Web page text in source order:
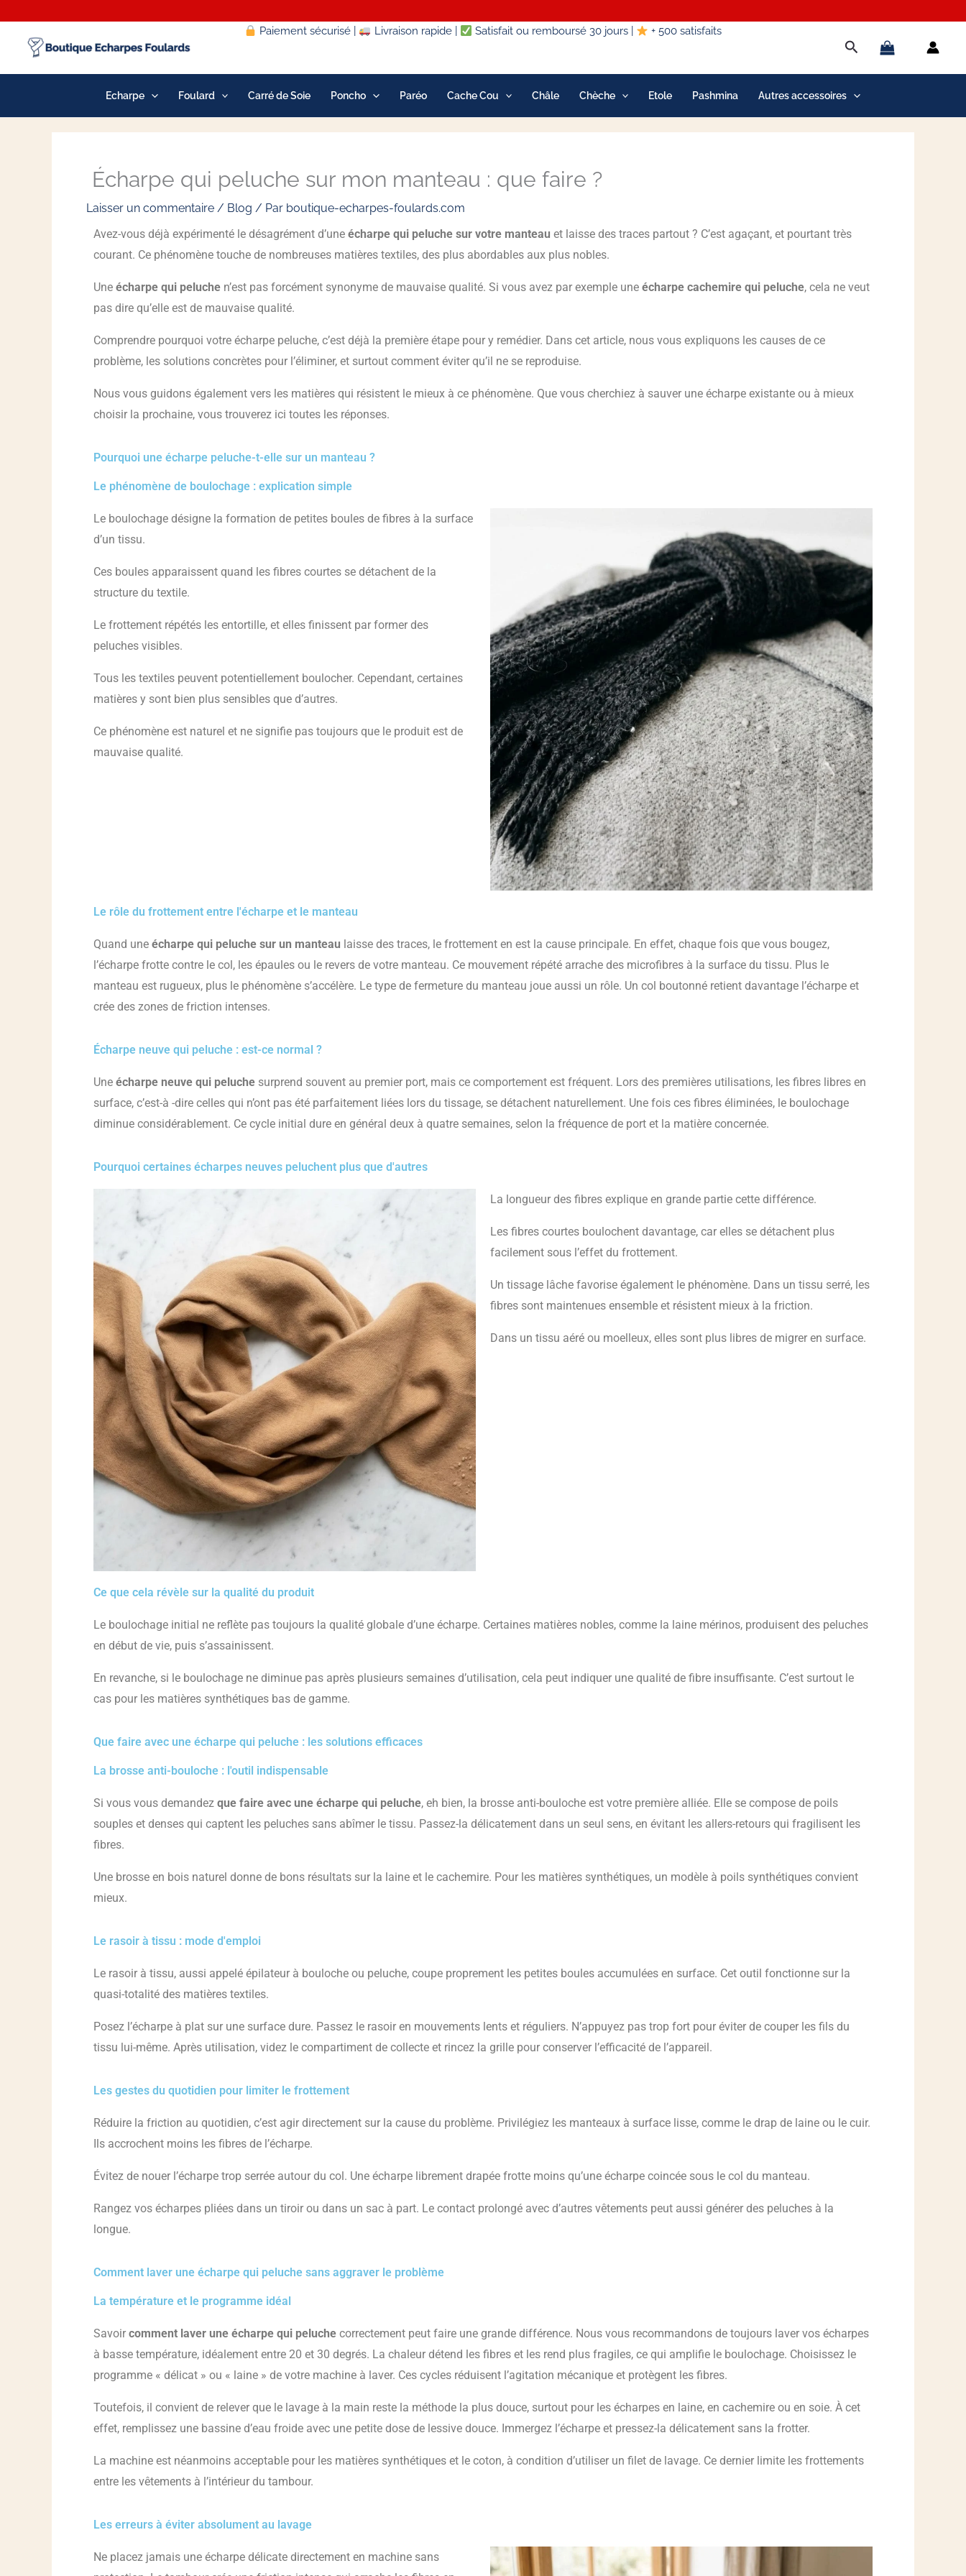
contenu
Paiement sécurisé | Livraison rapide | Satisfait ou remboursé 30 jours | + 500 satisfaits
Rechercher
Echarpe Foulard Carré de Soie Poncho Paréo Cache Cou Châle Chèche Etole Pashmina Autres accessoires
Écharpe qui peluche sur mon manteau : que faire ?
Laisser un commentaire / Blog / Par boutique-echarpes-foulards.com
Avez-vous déjà expérimenté le désagrément d’une écharpe qui peluche sur votre manteau et laisse des traces partout ? C’est agaçant, et pourtant très
courant. Ce phénomène touche de nombreuses matières textiles, des plus abordables aux plus nobles.
Une écharpe qui peluche n’est pas forcément synonyme de mauvaise qualité. Si vous avez par exemple une écharpe cachemire qui peluche, cela ne veut
pas dire qu’elle est de mauvaise qualité.
Comprendre pourquoi votre écharpe peluche, c’est déjà la première étape pour y remédier. Dans cet article, nous vous expliquons les causes de ce
problème, les solutions concrètes pour l’éliminer, et surtout comment éviter qu’il ne se reproduise.
Nous vous guidons également vers les matières qui résistent le mieux à ce phénomène. Que vous cherchiez à sauver une écharpe existante ou à mieux
choisir la prochaine, vous trouverez ici toutes les réponses.
Pourquoi une écharpe peluche-t-elle sur un manteau ?
Le phénomène de boulochage : explication simple
Le boulochage désigne la formation de petites boules de fibres à la surface
d’un tissu.
Ces boules apparaissent quand les fibres courtes se détachent de la
structure du textile.
Le frottement répétés les entortille, et elles finissent par former des
peluches visibles.
Tous les textiles peuvent potentiellement boulocher. Cependant, certaines
matières y sont bien plus sensibles que d’autres.
Ce phénomène est naturel et ne signifie pas toujours que le produit est de
mauvaise qualité.
Le rôle du frottement entre l'écharpe et le manteau
Quand une écharpe qui peluche sur un manteau laisse des traces, le frottement en est la cause principale. En effet, chaque fois que vous bougez,
l’écharpe frotte contre le col, les épaules ou le revers de votre manteau. Ce mouvement répété arrache des microfibres à la surface du tissu. Plus le
manteau est rugueux, plus le phénomène s’accélère. Le type de fermeture du manteau joue aussi un rôle. Un col boutonné retient davantage l’écharpe et
crée des zones de friction intenses.
Écharpe neuve qui peluche : est-ce normal ?
Une écharpe neuve qui peluche surprend souvent au premier port, mais ce comportement est fréquent. Lors des premières utilisations, les fibres libres en
surface, c’est-à -dire celles qui n’ont pas été parfaitement liées lors du tissage, se détachent naturellement. Une fois ces fibres éliminées, le boulochage
diminue considérablement. Ce cycle initial dure en général deux à quatre semaines, selon la fréquence de port et la matière concernée.
Pourquoi certaines écharpes neuves peluchent plus que d'autres
La longueur des fibres explique en grande partie cette différence.
Les fibres courtes boulochent davantage, car elles se détachent plus
facilement sous l’effet du frottement.
Un tissage lâche favorise également le phénomène. Dans un tissu serré, les
fibres sont maintenues ensemble et résistent mieux à la friction.
Dans un tissu aéré ou moelleux, elles sont plus libres de migrer en surface.
Ce que cela révèle sur la qualité du produit
Le boulochage initial ne reflète pas toujours la qualité globale d’une écharpe. Certaines matières nobles, comme la laine mérinos, produisent des peluches
en début de vie, puis s’assainissent.
En revanche, si le boulochage ne diminue pas après plusieurs semaines d’utilisation, cela peut indiquer une qualité de fibre insuffisante. C’est surtout le
cas pour les matières synthétiques bas de gamme.
Que faire avec une écharpe qui peluche : les solutions efficaces
La brosse anti-bouloche : l'outil indispensable
Si vous vous demandez que faire avec une écharpe qui peluche, eh bien, la brosse anti-bouloche est votre première alliée. Elle se compose de poils
souples et denses qui captent les peluches sans abîmer le tissu. Passez-la délicatement dans un seul sens, en évitant les allers-retours qui fragilisent les
fibres.
Une brosse en bois naturel donne de bons résultats sur la laine et le cachemire. Pour les matières synthétiques, un modèle à poils synthétiques convient
mieux.
Le rasoir à tissu : mode d'emploi
Le rasoir à tissu, aussi appelé épilateur à bouloche ou peluche, coupe proprement les petites boules accumulées en surface. Cet outil fonctionne sur la
quasi-totalité des matières textiles.
Posez l’écharpe à plat sur une surface dure. Passez le rasoir en mouvements lents et réguliers. N’appuyez pas trop fort pour éviter de couper les fils du
tissu lui-même. Après utilisation, videz le compartiment de collecte et rincez la grille pour conserver l’efficacité de l’appareil.
Les gestes du quotidien pour limiter le frottement
Réduire la friction au quotidien, c’est agir directement sur la cause du problème. Privilégiez les manteaux à surface lisse, comme le drap de laine ou le cuir.
Ils accrochent moins les fibres de l’écharpe.
Évitez de nouer l’écharpe trop serrée autour du col. Une écharpe librement drapée frotte moins qu’une écharpe coincée sous le col du manteau.
Rangez vos écharpes pliées dans un tiroir ou dans un sac à part. Le contact prolongé avec d’autres vêtements peut aussi générer des peluches à la
longue.
Comment laver une écharpe qui peluche sans aggraver le problème
La température et le programme idéal
Savoir comment laver une écharpe qui peluche correctement peut faire une grande différence. Nous vous recommandons de toujours laver vos écharpes
à basse température, idéalement entre 20 et 30 degrés. La chaleur détend les fibres et les rend plus fragiles, ce qui amplifie le boulochage. Choisissez le
programme « délicat » ou « laine » de votre machine à laver. Ces cycles réduisent l’agitation mécanique et protègent les fibres.
Toutefois, il convient de relever que le lavage à la main reste la méthode la plus douce, surtout pour les écharpes en laine, en cachemire ou en soie. À cet
effet, remplissez une bassine d’eau froide avec une petite dose de lessive douce. Immergez l’écharpe et pressez-la délicatement sans la frotter.
La machine est néanmoins acceptable pour les matières synthétiques et le coton, à condition d’utiliser un filet de lavage. Ce dernier limite les frottements
entre les vêtements à l’intérieur du tambour.
Les erreurs à éviter absolument au lavage
Ne placez jamais une écharpe délicate directement en machine sans